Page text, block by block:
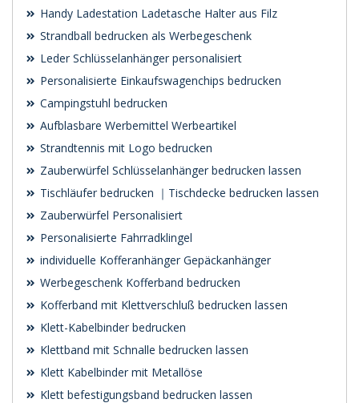
Handy Ladestation Ladetasche Halter aus Filz
Strandball bedrucken als Werbegeschenk
Leder Schlüsselanhänger personalisiert
Personalisierte Einkaufswagenchips bedrucken
Campingstuhl bedrucken
Aufblasbare Werbemittel Werbeartikel
Strandtennis mit Logo bedrucken
Zauberwürfel Schlüsselanhänger bedrucken lassen
Tischläufer bedrucken ｜Tischdecke bedrucken lassen
Zauberwürfel Personalisiert
Personalisierte Fahrradklingel
individuelle Kofferanhänger Gepäckanhänger
Werbegeschenk Kofferband bedrucken
Kofferband mit Klettverschluß bedrucken lassen
Klett-Kabelbinder bedrucken
Klettband mit Schnalle bedrucken lassen
Klett Kabelbinder mit Metallöse
Klett befestigungsband bedrucken lassen